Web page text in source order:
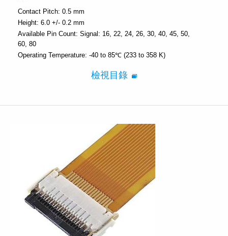
Contact Pitch: 0.5 mm
Height: 6.0 +/- 0.2 mm
Available Pin Count: Signal: 16, 22, 24, 26, 30, 40, 45, 50,
60, 80
Operating Temperature: -40 to 85℃ (233 to 358 K)
檢視目錄